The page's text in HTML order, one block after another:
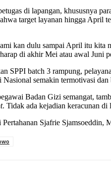
di lapangan, khususnya
target layanan hingga April
kan dulu sampai April itu
di akhir Mei atau awal Juni
SPPI batch 3 rampung,
semakin termotivasi
Badan Gizi semangat,
. Tidak ada kejadian keracunan di
Sjafrie